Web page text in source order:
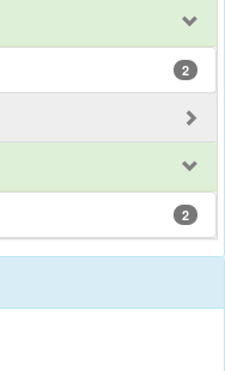
2
2